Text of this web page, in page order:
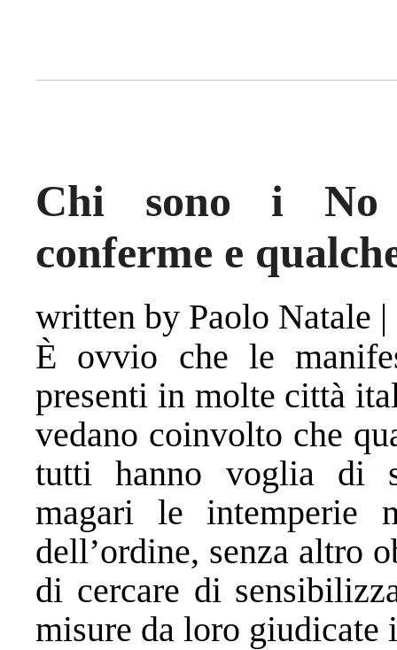
Chi sono i No
conferme e
written by Paolo Natale |
È ovvio che le
presenti in molte città
vedano coinvolto che
tutti hanno voglia di
magari le intemperie
dell’ordine, senza altro
di cercare di
misure da loro